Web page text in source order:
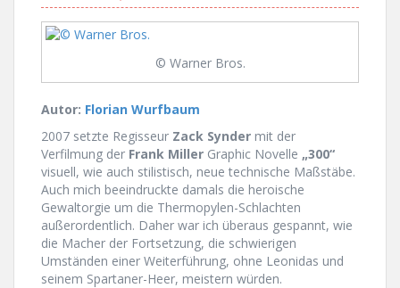
© Warner Bros.
Autor: Florian Wurfbaum
2007 setzte Regisseur Zack Synder mit der
Verfilmung der Frank Miller Graphic Novelle „300“
visuell, wie auch stilistisch, neue technische Maßstäbe.
Auch mich beeindruckte damals die heroische
Gewaltorgie um die Thermopylen-Schlachten
außerordentlich. Daher war ich überaus gespannt, wie
die Macher der Fortsetzung, die schwierigen
Umständen einer Weiterführung, ohne Leonidas und
seinem Spartaner-Heer, meistern würden.